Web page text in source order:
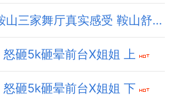
舞厅真实感受 鞍山舒X舞厅舞讯 砂舞H灯
怒砸5k砸晕前台X姐姐 上
怒砸5k砸晕前台X姐姐 下